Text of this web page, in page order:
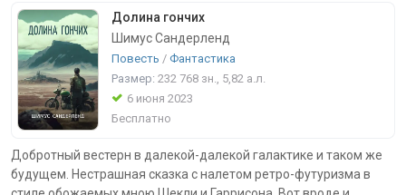
Долина гончих
Шимус Сандерленд
Повесть / Фантастика
Размер: 232 768 зн., 5,82 а.л.
6 июня 2023
Бесплатно
Добротный вестерн в далекой-далекой галактике и таком же
будущем. Нестрашная сказка с налетом ретро-футуризма в